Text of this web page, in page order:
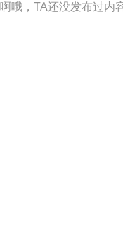
啊哦，TA还没发布过内